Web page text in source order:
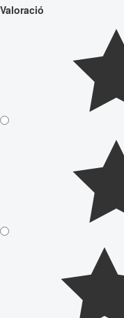
Valoració